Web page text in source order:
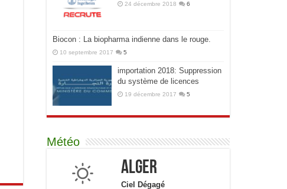
24 décembre 2018 6
Biocon : La biopharma indienne dans le rouge.
10 septembre 2017 5
importation 2018: Suppression
du système de licences
19 décembre 2017 5
Météo
Alger
Ciel Dégagé